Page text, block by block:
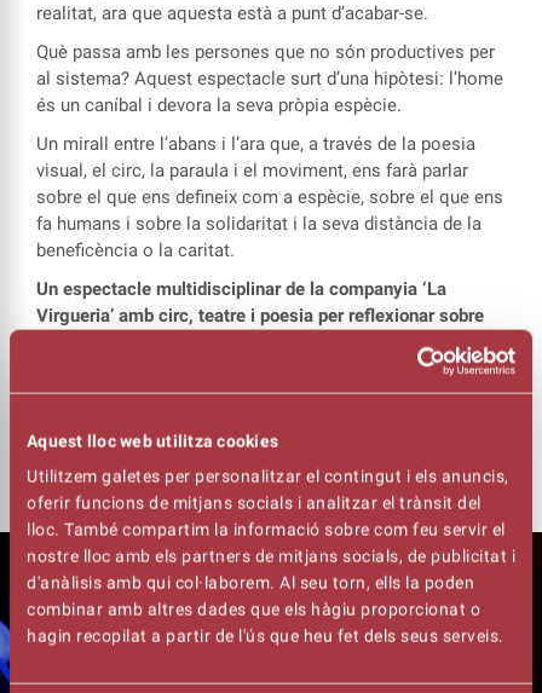
Aquest lloc web utilitza cookies
Utilitzem galetes per personalitzar el contingut i els anuncis,
oferir funcions de mitjans socials i analitzar el trànsit del
lloc. També compartim la informació sobre com feu servir el
nostre lloc amb els partners de mitjans socials, de publicitat i
d'anàlisis amb qui col·laborem. Al seu torn, ells la poden
combinar amb altres dades que els hàgiu proporcionat o
hagin recopilat a partir de l'ús que heu fet dels seus serveis.
realitat, ara que aquesta està a punt d’acabar-se.
Què passa amb les persones que no són productives per
al sistema? Aquest espectacle surt d’una hipòtesi: l’home
és un caníbal i devora la seva pròpia espècie.
Un mirall entre l’abans i l’ara que, a través de la poesia
visual, el circ, la paraula i el moviment, ens farà parlar
sobre el que ens defineix com a espècie, sobre el que ens
fa humans i sobre la solidaritat i la seva distància de la
beneficència o la caritat.
Un espectacle multidisciplinar de la companyia ‘La
Virgueria’ amb circ, teatre i poesia per reflexionar sobre
COVID-19AQUÍ